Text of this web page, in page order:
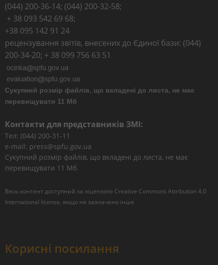
(044) 200-36-14; (044) 200-32-58;
+ 38 093 542 69 68;
+38 095 142 91 24
рецензування звітів, внесених до Єдиної бази: (044)
200-34-20; + 38 099 756 63 51
Сукупний розмір файлів, що вкладені до листа, не має
перевищувати 11 Мб
Контакти для представників ЗМІ:
Тел: (044) 200-31-11
e-mail: press@spfu.gov.ua
Сукупний розмір файлів, що вкладені до листа, не має
перевищувати 11 Мб
Весь контент доступний за ліцензією Creative Commons Attribution 4.0
International license, якщо не зазначено інше
Корисні посилання